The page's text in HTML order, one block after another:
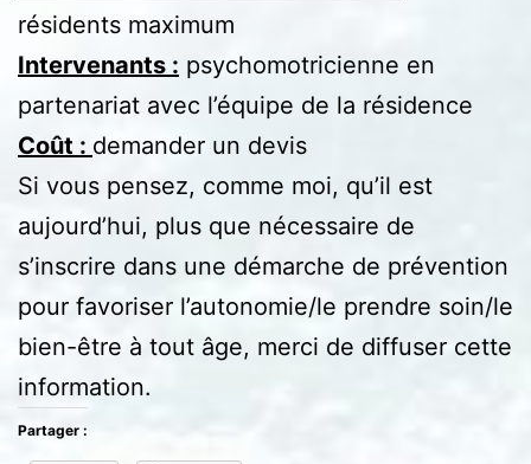
résidents maximum
Intervenants : psychomotricienne en
partenariat avec l’équipe de la résidence
Coût : demander un devis
Si vous pensez, comme moi, qu’il est
aujourd’hui, plus que nécessaire de
s’inscrire dans une démarche de prévention
pour favoriser l’autonomie/le prendre soin/le
bien-être à tout âge, merci de diffuser cette
information.
Partager :